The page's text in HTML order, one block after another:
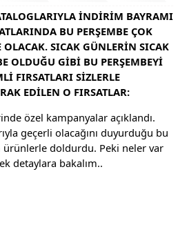
INDIRIM BAYRAMI
BU PERŞEMBE ÇOK
OLACAK. SICAK GÜNLERIN SICAK
OLDUĞU GIBI BU PERŞEMBEYI
FIRSATLARI SIZLERLE
EDILEN O FIRSATLAR:
özel kampanyalar açıklandı.
geçerli olacağını duyurduğu bu
ürünlerle doldurdu. Peki neler var
detaylara bakalım..